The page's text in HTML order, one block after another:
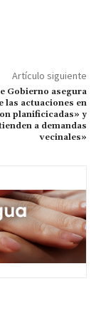
Artículo siguiente
Gobierno asegura
las actuaciones en
planificicadas» y
a demandas
vecinales»